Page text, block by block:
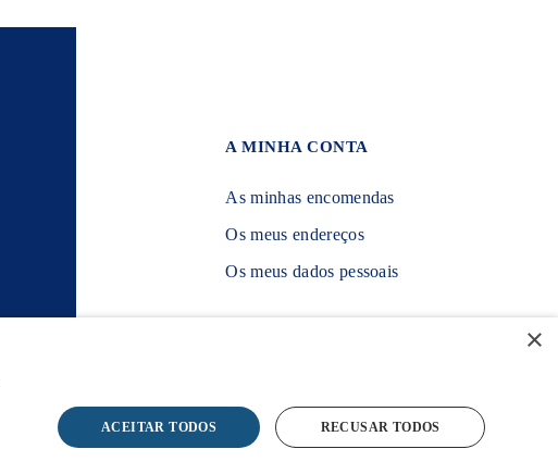
A MINHA CONTA
As minhas encomendas
Os meus endereços
Os meus dados pessoais
Agency
×
ACEITAR TODOS RECUSAR TODOS